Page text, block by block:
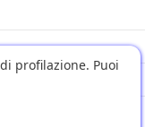
profilazione. Puoi